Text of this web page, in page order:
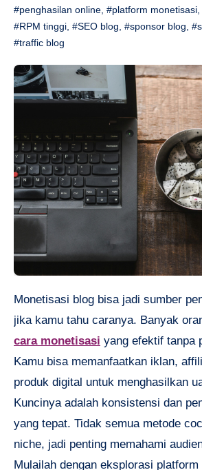
#penghasilan online, #platform monetisasi,
#RPM tinggi, #SEO blog, #sponsor blog,
#traffic blog
Monetisasi blog bisa jadi sumber penghasilan menarik
jika kamu tahu caranya. Banyak
cara monetisasi yang efektif tanpa
Kamu bisa memanfaatkan iklan,
produk digital untuk menghasilkan
Kuncinya adalah konsistensi dan
yang tepat. Tidak semua metode
niche, jadi penting memahami
Mulailah dengan eksplorasi